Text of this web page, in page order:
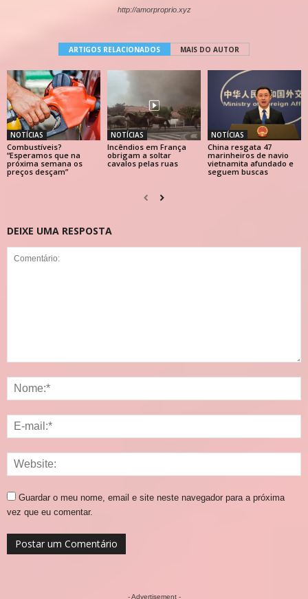
http://amorproprio.xyz
ARTIGOS RELACIONADOS MAIS DO AUTOR
NOTÍCIAS
Combustíveis?
“Esperamos que na
próxima semana os
preços desçam”
NOTÍCIAS
Incêndios em França
obrigam a soltar
cavalos pelas ruas
NOTÍCIAS
China resgata 47
marinheiros de navio
vietnamita afundado e
seguem buscas
DEIXE UMA RESPOSTA
Guardar o meu nome, email e site neste navegador para a próxima
vez que eu comentar.
- Advertisement -